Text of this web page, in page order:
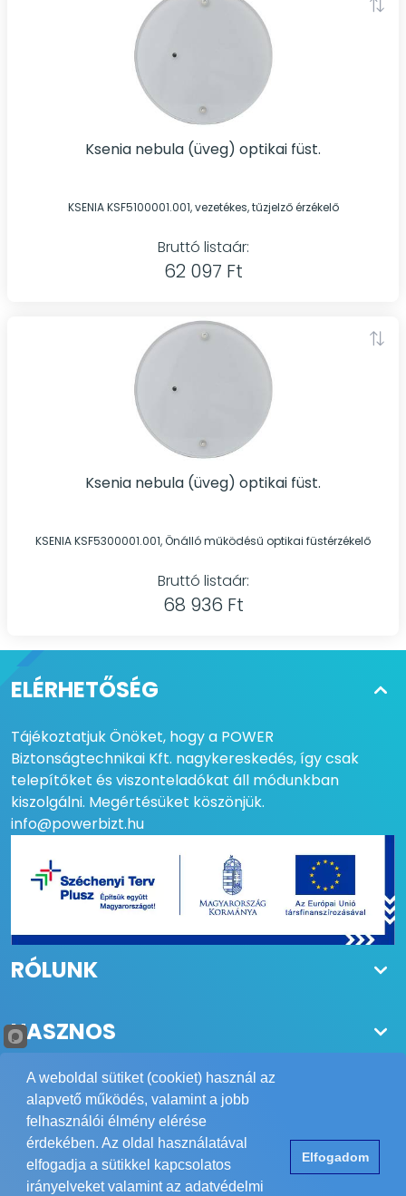
Ksenia nebula (üveg) optikai füst.
KSENIA KSF5100001.001, vezetékes, tűzjelző érzékelő
Bruttó listaár:
62 097 Ft
Ksenia nebula (üveg) optikai füst.
KSENIA KSF5300001.001, Önálló működésű optikai füstérzékelő
Bruttó listaár:
68 936 Ft
ELÉRHETŐSÉG
Tájékoztatjuk Önöket, hogy a POWER
Biztonságtechnikai Kft. nagykereskedés, így csak
telepítőket és viszonteladókat áll módunkban
kiszolgálni. Megértésüket köszönjük.
info@powerbizt.hu
RÓLUNK
HASZNOS
Copyright © 1984-2026 POWER Biztonságtechnika Kft.
Minden jog fenntartva.
Elérhetőség
ÁSZF Adatvédelem Impresszum
A weboldal sütiket (cookiet) használ az
alapvető működés, valamint a jobb
felhasználói élmény elérése
érdekében. Az oldal használatával
elfogadja a sütikkel kapcsolatos
irányelveket valamint az adatvédelmi
Elfogadom